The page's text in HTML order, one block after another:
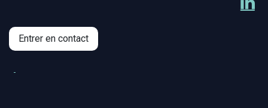
Entrer en contact